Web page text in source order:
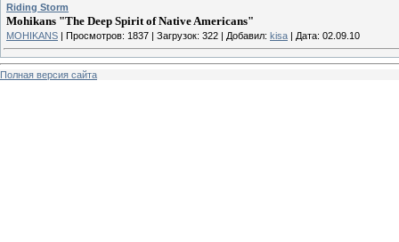
Riding Storm
Mohikans "The Deep Spirit of Native Americans"
MOHIKANS | Просмотров: 1837 | Загрузок: 322 | Добавил: kisa | Дата: 02.09.10
Полная версия сайта